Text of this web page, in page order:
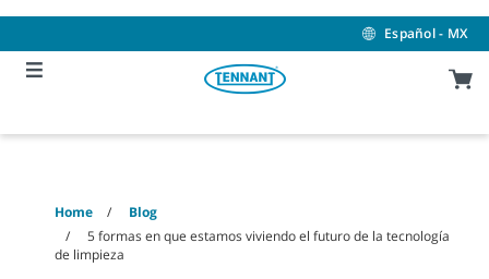
content
navigation
menu
Español - MX
Home
Blog
5 formas en que estamos viviendo el futuro de la tecnología
de limpieza